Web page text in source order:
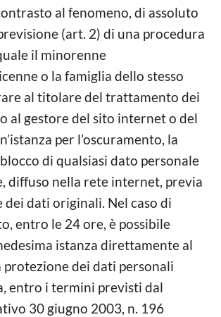
al fenomeno, di assoluto
(art. 2) di una procedura
il minorenne
o la famiglia dello stesso
al titolare del trattamento dei
al gestore del sito internet o del
per l’oscuramento, la
di qualsiasi dato personale
diffuso nella rete internet, previa
dei dati originali. Nel caso di
entro le 24 ore, è possibile
istanza direttamente al
protezione dei dati personali
entro i termini previsti dal
30 giugno 2003, n. 196